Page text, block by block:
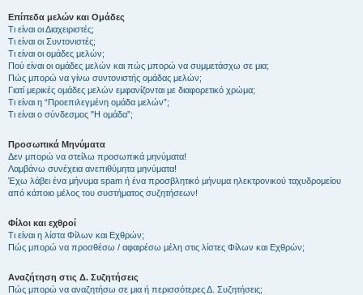
Επίπεδα μελών και Ομάδες
Τι είναι οι Διαχειριστές;
Τι είναι οι Συντονιστές;
Τι είναι οι ομάδες μελών;
Πού είναι οι ομάδες μελών και πώς μπορώ να συμμετάσχω σε μια;
Πώς μπορώ να γίνω συντονιστής ομάδας μελών;
Γιατί μερικές ομάδες μελών εμφανίζονται με διαφορετικό χρώμα;
Τι είναι η “Προεπιλεγμένη ομάδα μελών”;
Τι είναι ο σύνδεσμος "Η ομάδα”;
Προσωπικά Μηνύματα
Δεν μπορώ να στείλω προσωπικά μηνύματα!
Λαμβάνω συνέχεια ανεπιθύμητα μηνύματα!
Έχω λάβει ένα μήνυμα spam ή ένα προσβλητικό μήνυμα ηλεκτρονικού ταχυδρομείου
από κάποιο μέλος του συστήματος συζητήσεων!
Φίλοι και εχθροί
Τι είναι η λίστα Φίλων και Εχθρών;
Πώς μπορώ να προσθέσω / αφαιρέσω μέλη στις λίστες Φίλων και Εχθρών;
Αναζήτηση στις Δ. Συζητήσεις
Πώς μπορώ να αναζητήσω σε μια ή περισσότερες Δ. Συζητήσεις;